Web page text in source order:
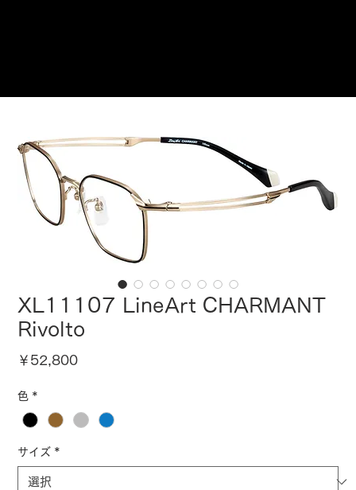
XL11107 LineArt CHARMANT
Rivolto
￥52,800価
色 *
サイズ *